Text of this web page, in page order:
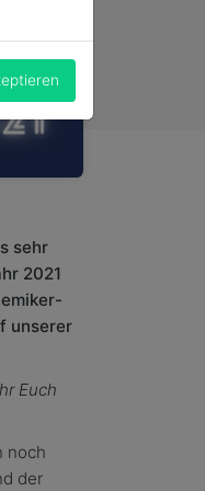
sehr
2021
unserer
Euch
noch
der